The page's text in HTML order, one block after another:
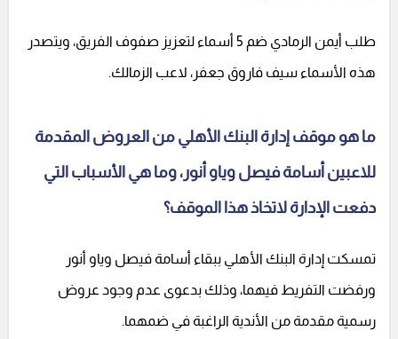
طلب أيمن الرمادي ضم 5 أسماء لتعزيز صفوف الفريق، ويتصدر
هذه الأسماء سيف فاروق جعفر، لاعب الزمالك.
ما هو موقف إدارة البنك الأهلي من العروض المقدمة
للاعبين أسامة فيصل وياو أنور، وما هي الأسباب التي
دفعت الإدارة لاتخاذ هذا الموقف؟
تمسكت إدارة البنك الأهلي ببقاء أسامة فيصل وياو أنور
ورفضت التفريط فيهما، وذلك بدعوى عدم وجود عروض
رسمية مقدمة من الأندية الراغبة في ضمهما.